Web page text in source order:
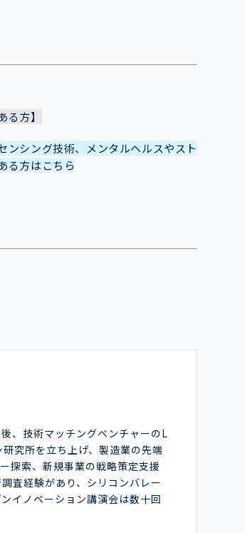
方】
ンシング技術、メンタルヘルスやスト
る方はこちら
、技術マッチングベンチャーのL
究所を立ち上げ、製造業の先端
探索、新規事業の戦略策定支援
査経験があり、シリコンバレー
イノベーション講演会は数十回